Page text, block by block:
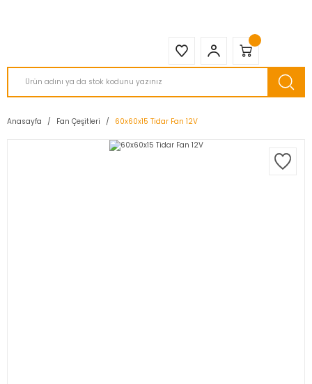
Anasayfa Fan Çeşitleri 60x60x15 Tidar Fan 12V